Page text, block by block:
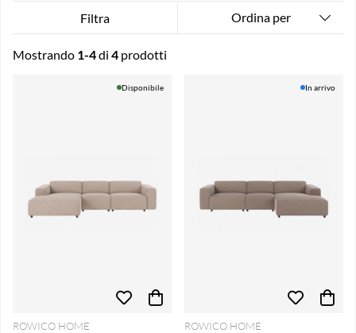
Filtra Ordina per
Mostrando 1-4di 4 prodotti
Disponibile
ROWICO HOME
In arrivo
ROWICO HOME